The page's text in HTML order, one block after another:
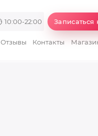
10:00-22:00
Отзывы Контакты